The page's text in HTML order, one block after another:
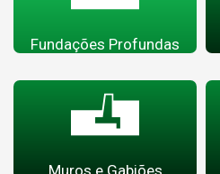
Fundações Profundas